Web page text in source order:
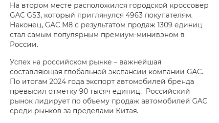
На втором месте расположился городской кроссовер
GAC GS3, который приглянулся 4963 покупателям.
Наконец, GAC M8 с результатом продаж 1309 единиц
стал самым популярным премиум-минивэном в
России.
Успех на российском рынке – важнейшая
составляющая глобальной экспансии компании GAC.
По итогам 2024 года экспорт автомобилей бренда
превысил отметку 90 тысяч единиц. Российский
рынок лидирует по объему продаж автомобилей GAC
среди рынков за пределами Китая.